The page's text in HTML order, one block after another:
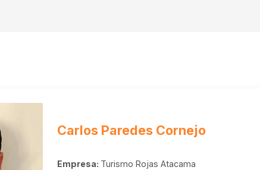
Carlos Paredes Cornejo
Empresa: Turismo Rojas Atacama